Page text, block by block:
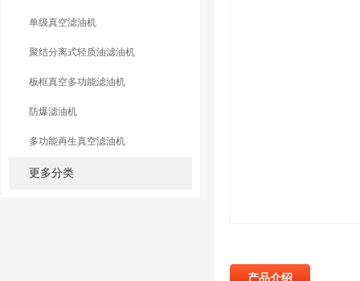
单级真空滤油机
聚结分离式轻质油滤油机
板框真空多功能滤油机
防爆滤油机
多功能再生真空滤油机
更多分类
产品介绍